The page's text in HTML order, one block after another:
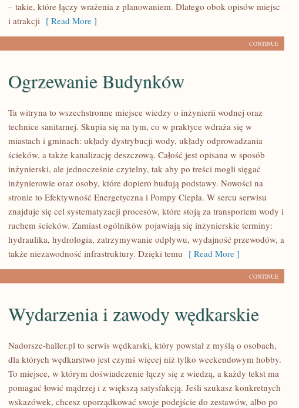
– takie, które łączy wrażenia z planowaniem. Dlatego obok opisów miejsc
i atrakcji [ Read More ]
CONTINUE
OGRZEWANIE
BUDYNKÓW
Ogrzewanie Budynków
Ta witryna to wszechstronne miejsce wiedzy o inżynierii wodnej oraz
technice sanitarnej. Skupia się na tym, co w praktyce wdraża się w
miastach i gminach: układy dystrybucji wody, układy odprowadzania
ścieków, a także kanalizację deszczową. Całość jest opisana w sposób
inżynierski, ale jednocześnie czytelny, tak aby po treści mogli sięgać
inżynierowie oraz osoby, które dopiero budują podstawy. Nowości na
stronie to Efektywność Energetyczna i Pompy Ciepła. W sercu serwisu
znajduje się cel systematyzacji procesów, które stoją za transportem wody i
ruchem ścieków. Zamiast ogólników pojawiają się inżynierskie terminy:
hydraulika, hydrologia, zatrzymywanie odpływu, wydajność przewodów, a
także niezawodność infrastruktury. Dzięki temu [ Read More ]
CONTINUE
Wydarzenia i zawody wędkarskie
Nadorsze-haller.pl to serwis wędkarski, który powstał z myślą o osobach,
dla których wędkarstwo jest czymś więcej niż tylko weekendowym hobby.
To miejsce, w którym doświadczenie łączy się z wiedzą, a każdy tekst ma
pomagać łowić mądrzej i z większą satysfakcją. Jeśli szukasz konkretnych
wskazówek, chcesz uporządkować swoje podejście do zestawów, albo po